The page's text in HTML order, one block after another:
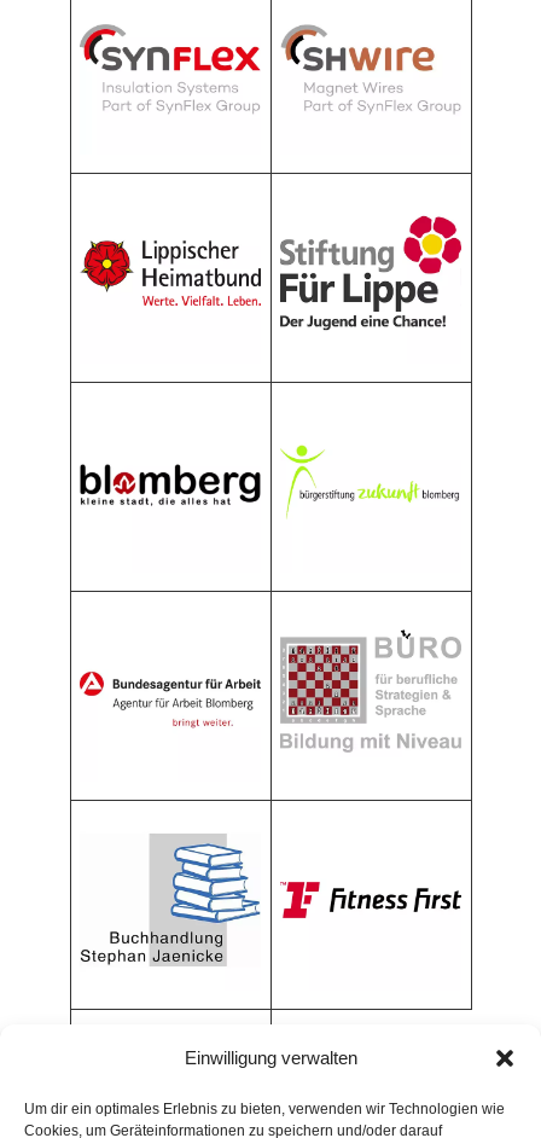
Einwilligung verwalten
Um dir ein optimales Erlebnis zu bieten, verwenden wir Technologien wie
Cookies, um Geräteinformationen zu speichern und/oder darauf